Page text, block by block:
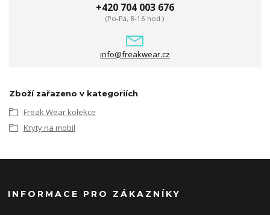
+420 704 003 676
(Po-Pá, 8-16 hod.)
info@freakwear.cz
Zboží zařazeno v kategoriích
Freak Wear kolekce
Kryty na mobil
INFORMACE PRO ZÁKAZNÍKY